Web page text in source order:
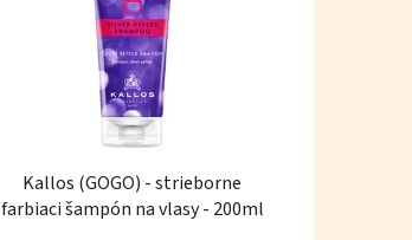
Kallos (GOGO) - strieborne
farbiaci šampón na vlasy - 200ml